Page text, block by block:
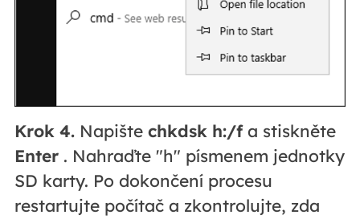
Krok 4.Napište chkdsk h:/fa stiskněte
Enter. Nahraďte "h" písmenem jednotky
SD karty. Po dokončení procesu
restartujte počítač a zkontrolujte, zda